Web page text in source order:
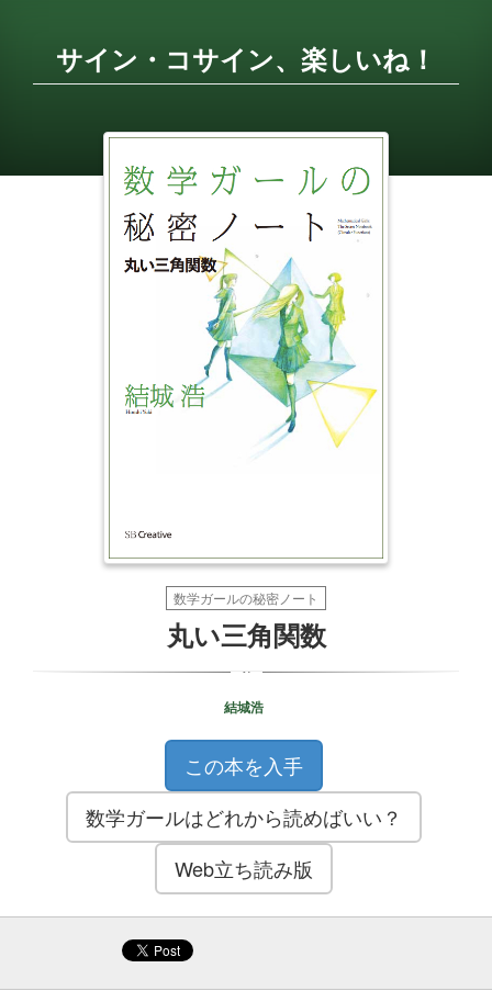
ル
サイン・コサイン、楽しいね！
数学ガールの秘密ノート
丸い三角関数
結城浩
この本を入手
数学ガールはどれから読めばいい？
Web立ち読み版